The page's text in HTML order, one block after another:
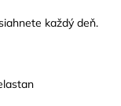
každý deň.